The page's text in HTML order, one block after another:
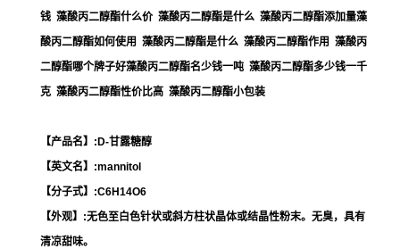
钱 藻酸丙二醇酯什么价 藻酸丙二醇酯是什么 藻酸丙二醇酯添加量藻
酸丙二醇酯如何使用 藻酸丙二醇酯是什么 藻酸丙二醇酯作用 藻酸丙
二醇酯哪个牌子好藻酸丙二醇酯名少钱一吨 藻酸丙二醇酯多少钱一千
克 藻酸丙二醇酯性价比高 藻酸丙二醇酯小包装
【产品名】:D-甘露糖醇
【英文名】:mannitol
【分子式】:C6H14O6
【外观】:无色至白色针状或斜方柱状晶体或结晶性粉末。无臭，具有
清凉甜味。